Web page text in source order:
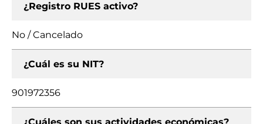
¿Registro RUES activo?
No / Cancelado
¿Cuál es su NIT?
901972356